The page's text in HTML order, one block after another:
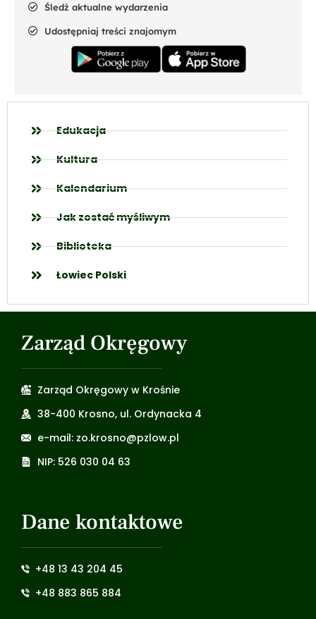
Śledź aktualne wydarzenia
Udostępniaj treści znajomym
Edukacja
Kultura
Kalendarium
Jak zostać myśliwym
Biblioteka
Łowiec Polski
Zarząd Okręgowy
Zarząd Okręgowy w Krośnie
38-400 Krosno, ul. Ordynacka 4
e-mail: zo.krosno@pzlow.pl
NIP: 526 030 04 63
Dane kontaktowe
+48 13 43 204 45
+48 883 865 884